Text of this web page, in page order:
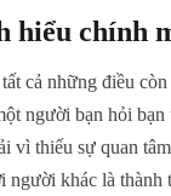
hiểu chính
cả những điều
người bạn hỏi
vì thiếu sự quan
người khác là